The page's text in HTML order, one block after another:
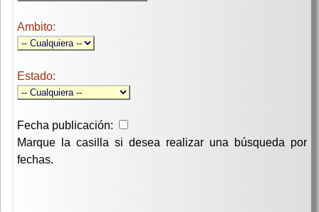
Ambito:
Estado:
Fecha publicación:
Marque la casilla si desea realizar una búsqueda por
fechas.